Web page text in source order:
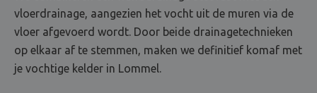
vloerdrainage, aangezien het vocht uit de muren via de
vloer afgevoerd wordt. Door beide drainagetechnieken
op elkaar af te stemmen, maken we definitief komaf met
je vochtige kelder in Lommel.